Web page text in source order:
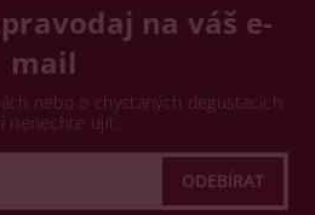
na váš e-
mail
nebo o chystaných degustacích.
nenechte ujít.